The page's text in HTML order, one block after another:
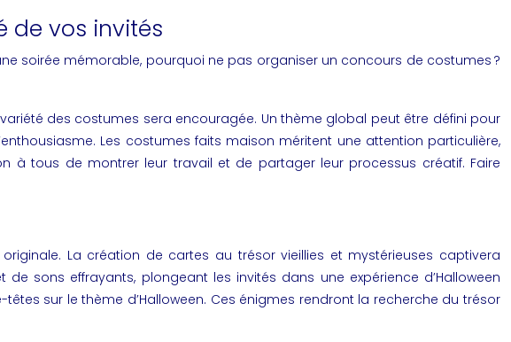
de vos invités
soirée mémorable, pourquoi ne pas organiser un concours de costumes ?
des costumes sera encouragée. Un thème global peut être défini pour
Les costumes faits maison méritent une attention particulière,
à tous de montrer leur travail et de partager leur processus créatif. Faire
La création de cartes au trésor vieillies et mystérieuses captivera
sons effrayants, plongeant les invités dans une expérience d’Halloween
sur le thème d’Halloween. Ces énigmes rendront la recherche du trésor